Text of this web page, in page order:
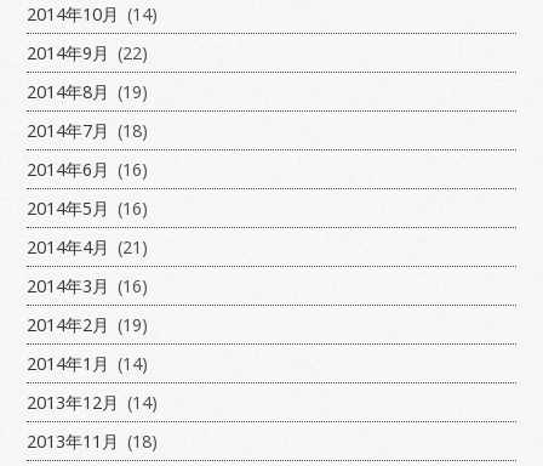
2014年10月 (14)
2014年9月 (22)
2014年8月 (19)
2014年7月 (18)
2014年6月 (16)
2014年5月 (16)
2014年4月 (21)
2014年3月 (16)
2014年2月 (19)
2014年1月 (14)
2013年12月 (14)
2013年11月 (18)